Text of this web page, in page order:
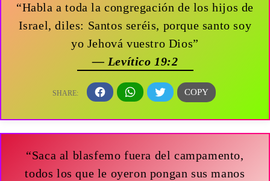
“Habla a toda la congregación de los hijos de
Israel, diles: Santos seréis, porque santo soy
yo Jehová vuestro Dios”
— Levítico 19:2
“Saca al blasfemo fuera del campamento,
todos los que le oyeron pongan sus manos